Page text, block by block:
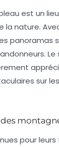
est un
la nature.
panoramas
Le
sur
des
pour